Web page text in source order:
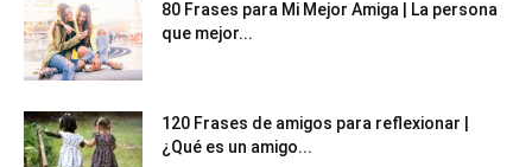
80 Frases para Mi Mejor Amiga | La persona
que mejor...
120 Frases de amigos para reflexionar |
¿Qué es un amigo...